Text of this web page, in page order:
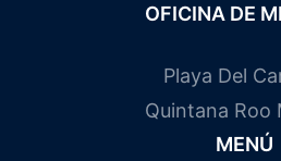
OFICINA DE
Playa Del
Quintana Roo
MENÚ